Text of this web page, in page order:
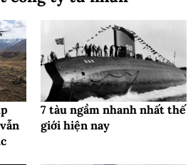
7 tàu ngầm nhanh nhất thế
giới hiện nay